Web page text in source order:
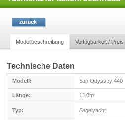
Modellbeschreibung Verfügbarkeit / Preis
Technische Daten
Modell: Sun Odyssey 440
Länge: 13.0m
Typ: Segelyacht